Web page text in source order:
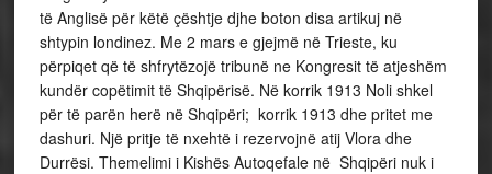
të Anglisë për këtë çështje djhe boton disa artikuj në
shtypin londinez. Me 2 mars e gjejmë në Trieste, ku
përpiqet që të shfrytëzojë tribunë ne Kongresit të atjeshëm
kundër copëtimit të Shqipërisë. Në korrik 1913 Noli shkel
për të parën herë në Shqipëri; korrik 1913 dhe pritet me
dashuri. Një pritje të nxehtë i rezervojnë atij Vlora dhe
Durrësi. Themelimi i Kishës Autoqefale në Shqipëri nuk i